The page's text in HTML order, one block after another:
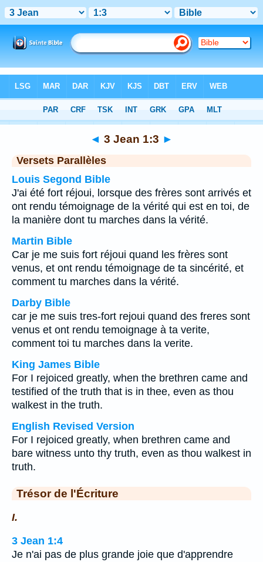
Chapitre 1> Verset 3
◄ 3 Jean 1:3 ►
Versets Parallèles
Louis Segond Bible
J'ai été fort réjoui, lorsque des frères sont arrivés et
ont rendu témoignage de la vérité qui est en toi, de
la manière dont tu marches dans la vérité.
Martin Bible
Car je me suis fort réjoui quand les frères sont
venus, et ont rendu témoignage de ta sincérité, et
comment tu marches dans la vérité.
Darby Bible
car je me suis tres-fort rejoui quand des freres sont
venus et ont rendu temoignage à ta verite,
comment toi tu marches dans la verite.
King James Bible
For I rejoiced greatly, when the brethren came and
testified of the truth that is in thee, even as thou
walkest in the truth.
English Revised Version
For I rejoiced greatly, when brethren came and
bare witness unto thy truth, even as thou walkest in
truth.
Trésor de l'Écriture
I.
3 Jean 1:4
Je n'ai pas de plus grande joie que d'apprendre